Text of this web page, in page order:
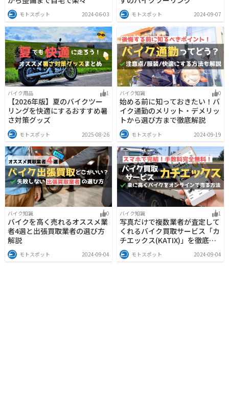
モトスポット 2024-06-03 モトスポット 2024-09-07
バイク用品 1
【2026年版】夏のバイクツー
リングを快適にするおすすめ暑
さ対策グッズ
モトスポット 2025-08-26
バイク知識 0
始める前に知っておきたい！バ
イク通勤のメリット・デメリッ
トから選び方まで徹底解説
モトスポット 2024-09-19
バイク知識 0
バイクを高く売れるオススメ業
者4選と出張買取業者の選び方
解説
モトスポット 2024-09-04
バイク知識 1
写真だけで複数業者が査定して
くれるバイク買取サービス「カ
チエックス(KATIX)」を徹底解
説
モトスポット 2024-09-04